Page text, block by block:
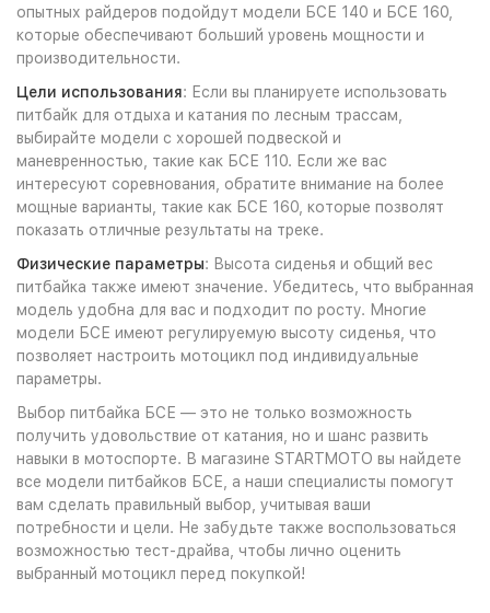
опытных райдеров подойдут модели БСЕ 140 и БСЕ 160,
которые обеспечивают больший уровень мощности и
производительности.
Цели использования: Если вы планируете использовать
питбайк для отдыха и катания по лесным трассам,
выбирайте модели с хорошей подвеской и
маневренностью, такие как БСЕ 110. Если же вас
интересуют соревнования, обратите внимание на более
мощные варианты, такие как БСЕ 160, которые позволят
показать отличные результаты на треке.
Физические параметры: Высота сиденья и общий вес
питбайка также имеют значение. Убедитесь, что выбранная
модель удобна для вас и подходит по росту. Многие
модели БСЕ имеют регулируемую высоту сиденья, что
позволяет настроить мотоцикл под индивидуальные
параметры.
Выбор питбайка БСЕ — это не только возможность
получить удовольствие от катания, но и шанс развить
навыки в мотоспорте. В магазине STARTMOTO вы найдете
все модели питбайков БСЕ, а наши специалисты помогут
вам сделать правильный выбор, учитывая ваши
потребности и цели. Не забудьте также воспользоваться
возможностью тест-драйва, чтобы лично оценить
выбранный мотоцикл перед покупкой!